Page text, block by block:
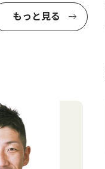
もっと見る